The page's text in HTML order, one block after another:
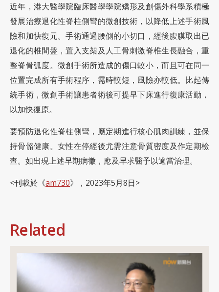
近年，港大醫學院臨床醫學學院矯形及創傷外科學系積極
發展治療退化性脊柱側彎的微創技術，以降低上述手術風
險和加快復元。手術通過腰側的小切口，經後腹膜取出已
退化的椎間盤，置入支架及人工骨刺激脊椎生長融合，重
整脊骨弧度。微創手術所造成的傷口較小，而且可在同一
位置完成所有手術程序，需時較短，風險亦較低。比起傳
統手術，微創手術讓患者術後可提早下床進行復康活動，
以加快復原。
要預防退化性脊柱側彎，應定期進行核心肌肉訓練，並保
持骨骼健康。女性在停經後尤需注意骨質密度及作定期檢
查。如出現上述早期病徵，應及早求醫予以適當治理。
<刊載於《am730》，2023年5月8日>
Related